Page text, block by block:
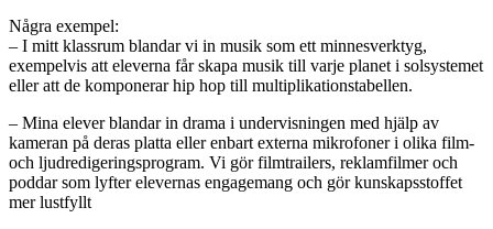
Några exempel:
– I mitt klassrum blandar vi in musik som ett minnesverktyg,
exempelvis att eleverna får skapa musik till varje planet i solsystemet
eller att de komponerar hip hop till multiplikationstabellen.
– Mina elever blandar in drama i undervisningen med hjälp av
kameran på deras platta eller enbart externa mikrofoner i olika film-
och ljudredigeringsprogram. Vi gör filmtrailers, reklamfilmer och
poddar som lyfter elevernas engagemang och gör kunskapsstoffet
mer lustfyllt